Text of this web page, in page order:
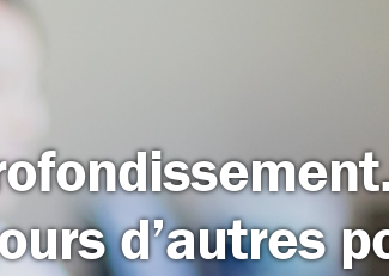
d’autres